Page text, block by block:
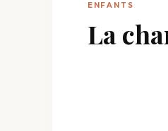
ENFANTS
La